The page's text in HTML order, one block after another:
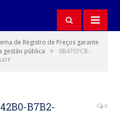
de Registro de Preços garante
gestão pública
»
0B4707CB-
B7B2-
0